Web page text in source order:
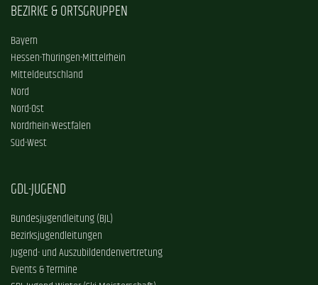
BEZIRKE & ORTSGRUPPEN
Bayern
Hessen-Thüringen-Mittelrhein
Mitteldeutschland
Nord
Nord-Ost
Nordrhein-Westfalen
Süd-West
GDL-JUGEND
Bundesjugendleitung (BJL)
Bezirksjugendleitungen
Jugend- und Auszubildendenvertretung
Events & Termine